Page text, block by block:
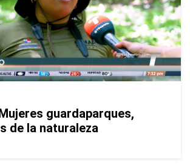
guardaparques,
de la naturaleza